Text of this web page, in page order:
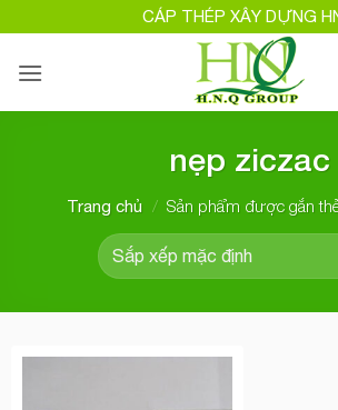
qua
nội
CÁP THÉP XÂY DỰNG
nẹp ziczac
Trang chủ / Sản phẩm được gắn